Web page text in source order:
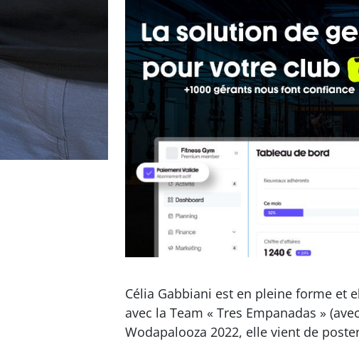
Célia Gabbiani est en pleine forme et
avec la Team « Tres Empanadas »
Wodapalooza 2022, elle vient de